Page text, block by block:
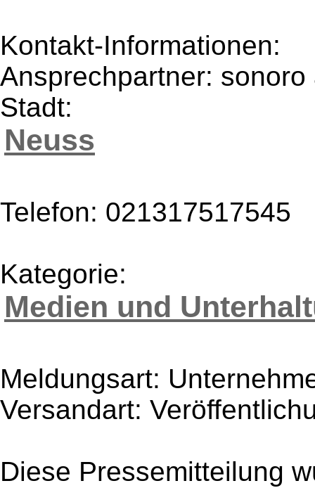
Kontakt-Informationen:
Ansprechpartner:
Stadt:
Neuss
Telefon: 021317517545
Kategorie:
Medien und
Meldungsart:
Versandart:
Diese Pressemitteilung